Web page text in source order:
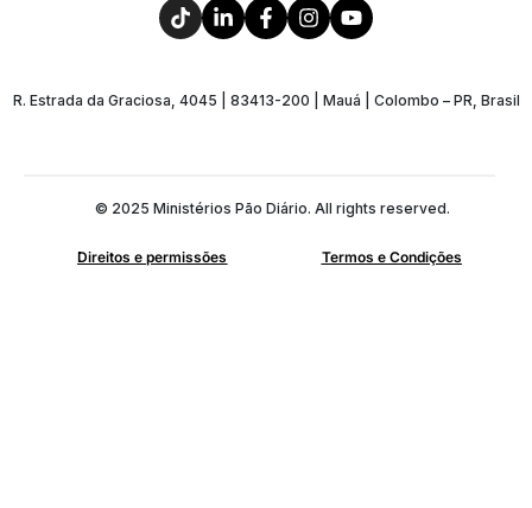
R. Estrada da Graciosa, 4045 | 83413-200 | Mauá | Colombo – PR, Brasil
© 2025 Ministérios Pão Diário. All rights reserved.
Direitos e permissões Termos e Condições